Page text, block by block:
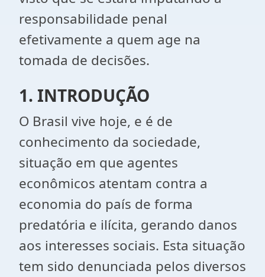
responsabilidade penal
efetivamente a quem age na
tomada de decisões.
1. INTRODUÇÃO
O Brasil vive hoje, e é de
conhecimento da sociedade,
situação em que agentes
econômicos atentam contra a
economia do país de forma
predatória e ilícita, gerando danos
aos interesses sociais. Esta situação
tem sido denunciada pelos diversos